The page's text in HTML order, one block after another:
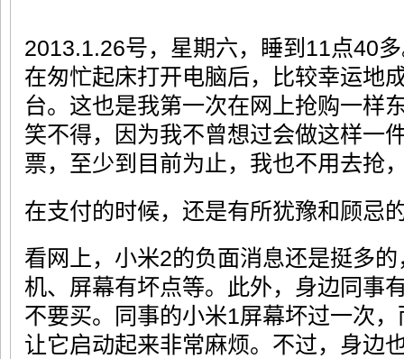
2013.1.26号，星期六，睡到11点40
在匆忙起床打开电脑后，比较幸运地
台。这也是我第一次在网上抢购一样
笑不得，因为我不曾想过会做这样一
票，至少到目前为止，我也不用去抢
在支付的时候，还是有所犹豫和顾忌
看网上，小米2的负面消息还是挺多
机、屏幕有坏点等。此外，身边同事
不要买。同事的小米1屏幕坏过一次
让它启动起来非常麻烦。不过，身边